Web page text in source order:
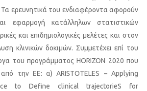
Τα ερευνητικά του ενδιαφέροντα αφορούν
εφαρμογή κατάλληλων στατιστικών
και επιδημιολογικές μελέτες και στον
κλινικών δοκιμών. Συμμετέχει επί του
του προγράμματος HORIZON 2020 που
από την ΕΕ: α) ARISTOTELES – Applying
to Define clinical trajectorieS for